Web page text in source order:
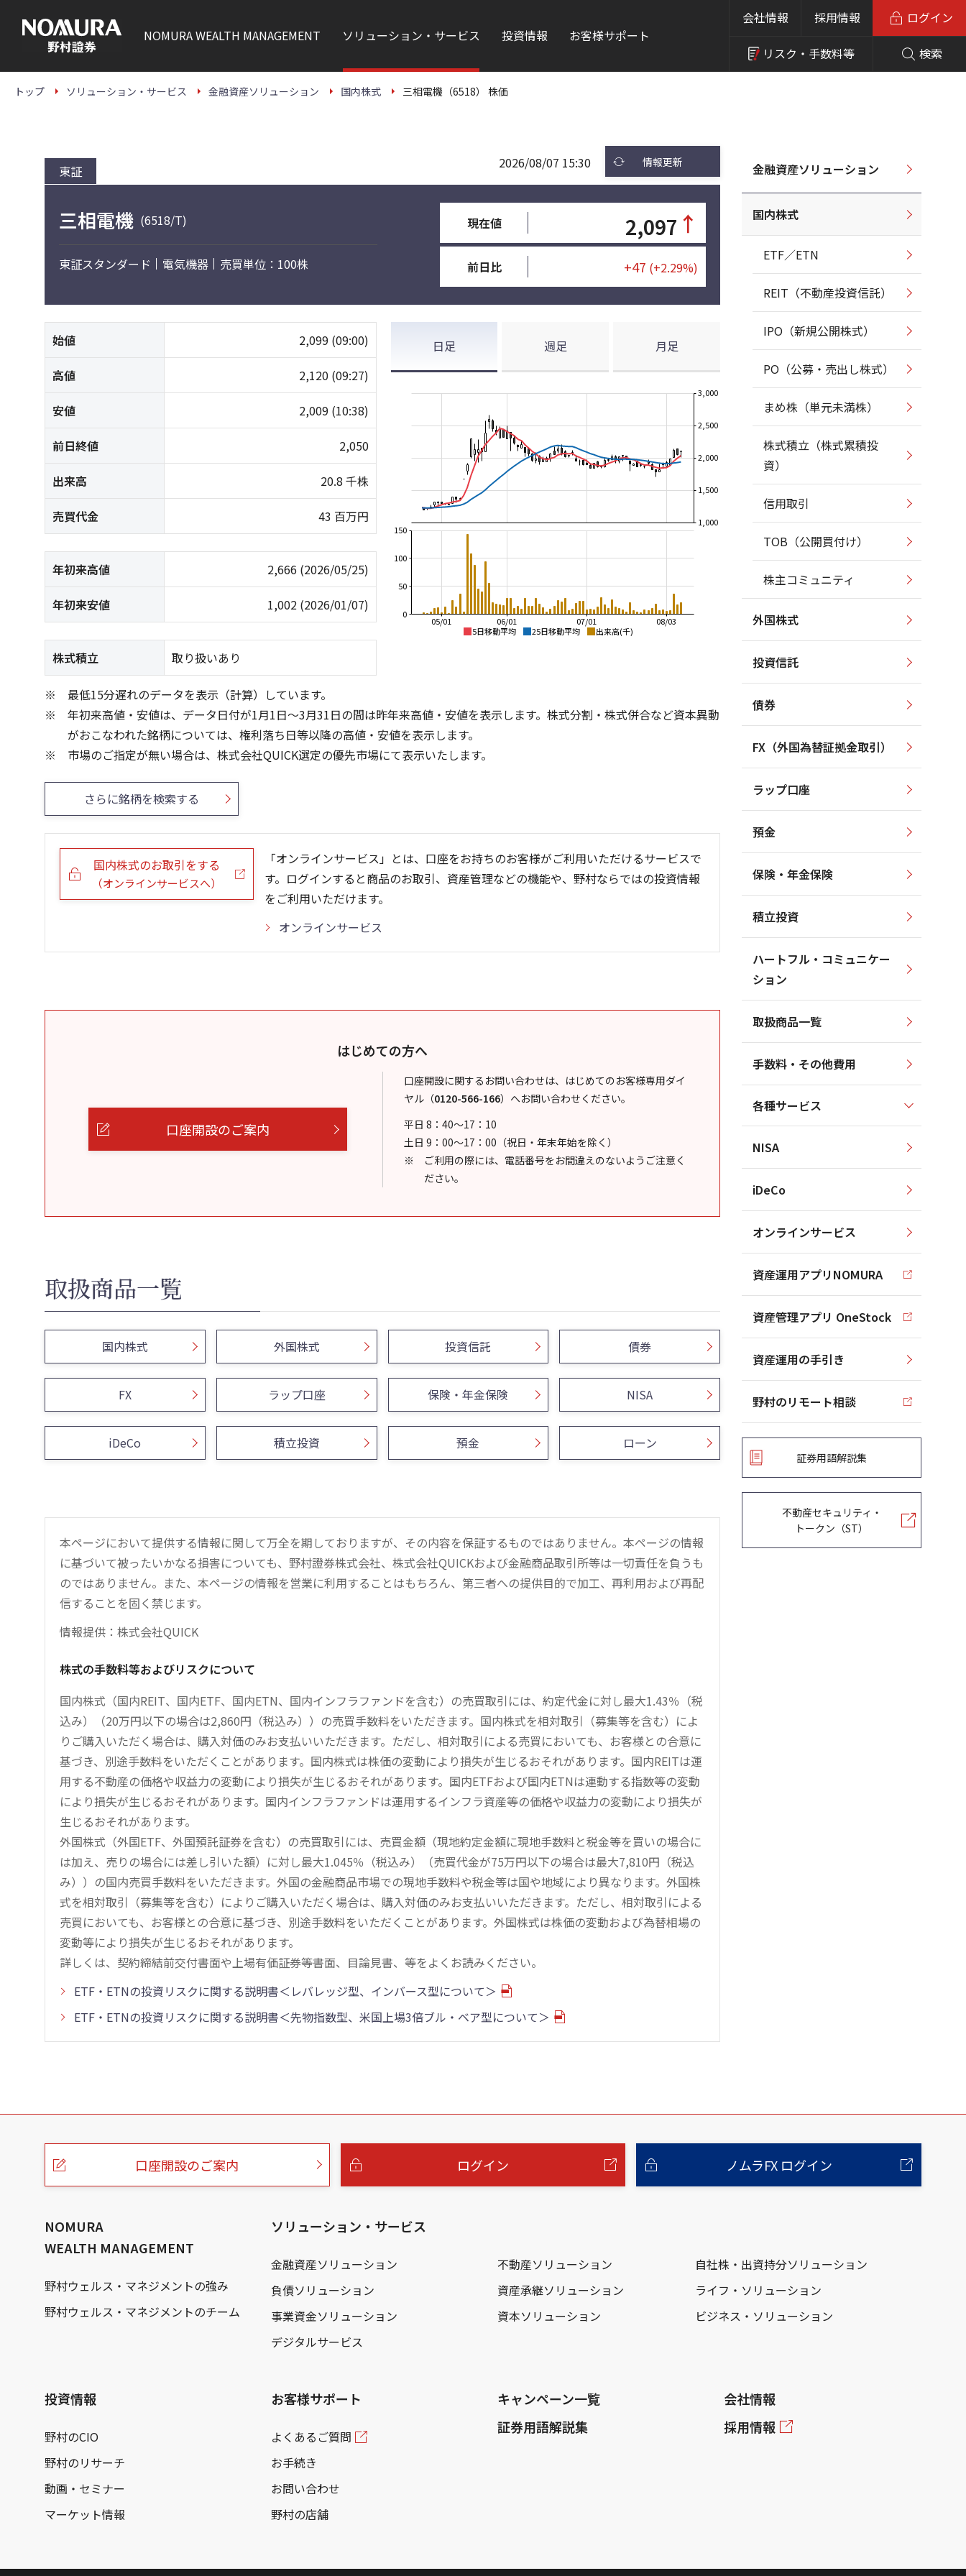
本
NOMURAWEALTH MANAGEMENT ソリューション・サービス 投資情報 お客様サポート
会社情報 採用情報
リスク・ 手数料等 検索
ログイン
トップ ソリューション・サービス 金融資産ソリューション 国内株式 三相電機（6518） 株価
東証 2026/08/07 15:30 情報更新
三相電機 (6518/T)
東証スタンダード 電気機器 売買単位：100株
現在値 2,097 ↑
前日比 +47 (+2.29%)
始値 2,099 (09:00)
高値 2,120 (09:27)
安値 2,009 (10:38)
前日終値 2,050
出来高 20.8 千株
売買代金 43 百万円
年初来高値 2,666 (2026/05/25)
年初来安値 1,002 (2026/01/07)
株式積立 取り扱いあり
日足 週足 月足
5日移動平均 25日移動平均 出来高(千)
08/03
07/01
06/01
05/01
1,000
1,500
2,000
2,500
3,000
0
50
100
150
2,000
0
20
2,000
0
20
最低15分遅れのデータを表示（計算）しています。
年初来高値・安値は、データ日付が1月1日～3月31日の間は昨年来高値・安値を表示します。株式分割・株式併合など資本異動
がおこなわれた銘柄については、権利落ち日等以降の高値・安値を表示します。
市場のご指定が無い場合は、株式会社QUICK選定の優先市場にて表示いたします。
さらに銘柄を検索する
国内株式のお取引をする
（オンラインサービスへ）
「オンラインサービス」とは、口座をお持ちのお客様がご利用いただけるサービスで
す。ログインすると商品のお取引、資産管理などの機能や、野村ならではの投資情報
をご利用いただけます。
オンラインサービス
はじめての方へ
口座開設のご案内
口座開設に関するお問い合わせは、はじめてのお客様専用ダイ
ヤル （0120-566-166） へお問い合わせください。
平日 8：40～17：10
土日 9：00～17：00（祝日・年末年始を除く）
ご利用の際には、電話番号をお間違えのないようご注意く
ださい。
取扱商品一覧
国内株式 外国株式 投資信託 債券
FX ラップ口座 保険・年金保険 NISA
iDeCo 積立投資 預金 ローン
本ページにおいて提供する情報に関して万全を期しておりますが、その内容を保証するものではありません。本ページの情報
に基づいて被ったいかなる損害についても、野村證券株式会社、株式会社QUICKおよび金融商品取引所等は一切責任を負うも
のではありません。また、本ページの情報を営業に利用することはもちろん、第三者への提供目的で加工、再利用および再配
信することを固く禁じます。
情報提供：株式会社QUICK
株式の手数料等およびリスクについて
国内株式（国内REIT、国内ETF、国内ETN、国内インフラファンドを含む）の売買取引には、約定代金に対し最大1.43％（税
込み）（20万円以下の場合は2,860円（税込み））の売買手数料をいただきます。国内株式を相対取引（募集等を含む）によ
りご購入いただく場合は、購入対価のみお支払いいただきます。ただし、相対取引による売買においても、お客様との合意に
基づき、別途手数料をいただくことがあります。国内株式は株価の変動により損失が生じるおそれがあります。国内REITは運
用する不動産の価格や収益力の変動により損失が生じるおそれがあります。国内ETFおよび国内ETNは連動する指数等の変動
により損失が生じるおそれがあります。国内インフラファンドは運用するインフラ資産等の価格や収益力の変動により損失が
生じるおそれがあります。
外国株式（外国ETF、外国預託証券を含む）の売買取引には、売買金額（現地約定金額に現地手数料と税金等を買いの場合に
は加え、売りの場合には差し引いた額）に対し最大1.045％（税込み）（売買代金が75万円以下の場合は最大7,810円（税込
み））の国内売買手数料をいただきます。外国の金融商品市場での現地手数料や税金等は国や地域により異なります。外国株
式を相対取引（募集等を含む）によりご購入いただく場合は、購入対価のみお支払いいただきます。ただし、相対取引による
売買においても、お客様との合意に基づき、別途手数料をいただくことがあります。外国株式は株価の変動および為替相場の
変動等により損失が生じるおそれがあります。
詳しくは、契約締結前交付書面や上場有価証券等書面、目論見書、等をよくお読みください。
ETF・ETNの投資リスクに関する説明書＜レバレッジ型、インバース型について＞
ETF・ETNの投資リスクに関する説明書＜先物指数型、米国上場3倍ブル・ベア型について＞
金融資産ソリューション
国内株式
ETF／ETN
REIT（不動産投資信託）
IPO（新規公開株式）
PO（公募・売出し株式）
まめ株（単元未満株）
株式積立（株式累積投
資）
信用取引
TOB（公開買付け）
株主コミュニティ
外国株式
投資信託
債券
FX（外国為替証拠金取引）
ラップ口座
預金
保険・年金保険
積立投資
ハートフル・コミュニケー
ション
取扱商品一覧
手数料・その他費用
各種サービス
NISA
iDeCo
オンラインサービス
資産運用アプリNOMURA
資産管理アプリ OneStock
資産運用の手引き
野村のリモート相談
証券用語解説集
不動産セキュリティ・
トークン（ST）
こ
口座開設のご案内 ログイン ノムラFX ログイン
NOMURA
WEALTH MANAGEMENT
野村ウェルス・マネジメントの強み
野村ウェルス・マネジメントのチーム
ソリューション・サービス
金融資産ソリューション 不動産ソリューション
自社株・出資持分ソリューション
負債ソリューション
資産承継ソリューション
ライフ・ソリューション
事業資金ソリューション
資本ソリューション
ビジネス・ソリューション
デジタルサービス
投資情報
野村のCIO
野村のリサーチ
動画・セミナー
マーケット情報
お客様サポート
よくあるご質問
お手続き
お問い合わせ
野村の店舗
キャンペーン一覧
証券用語解説集
会社情報
採用情報